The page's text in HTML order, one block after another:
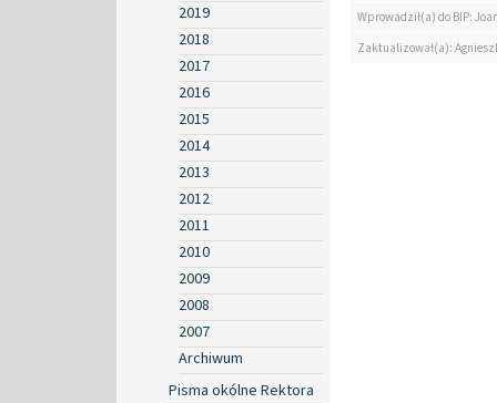
2019
2018
2017
2016
2015
2014
2013
2012
2011
2010
2009
2008
2007
Archiwum
Pisma okólne Rektora
Wprowadził(a) do BIP:
Zaktualizował(a):